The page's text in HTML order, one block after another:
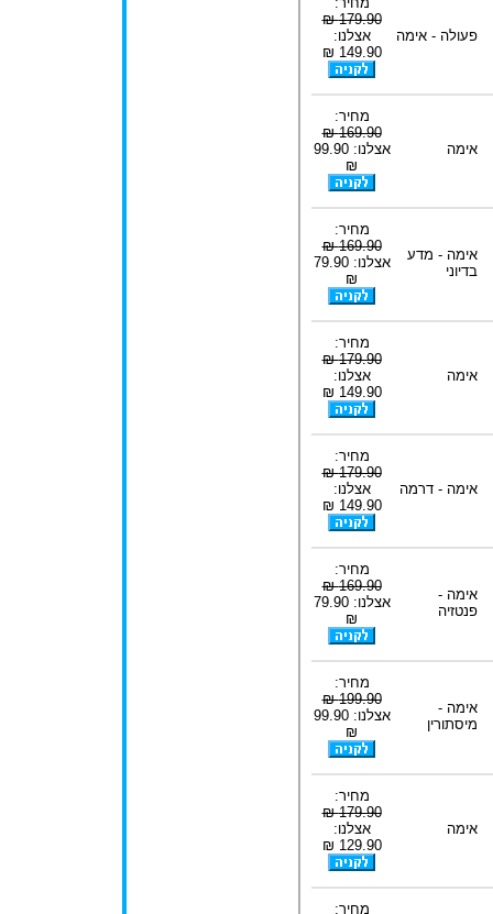
פעולה - אימה
179.90 ₪
אצלנו:
149.90 ₪
אימה
מחיר:
169.90 ₪
אצלנו: 99.90
₪
אימה - מדע
בדיוני
מחיר:
169.90 ₪
אצלנו: 79.90
₪
אימה
מחיר:
179.90 ₪
אצלנו:
149.90 ₪
אימה - דרמה
מחיר:
179.90 ₪
אצלנו:
149.90 ₪
אימה -
פנטזיה
מחיר:
169.90 ₪
אצלנו: 79.90
₪
אימה -
מיסתורין
מחיר:
199.90 ₪
אצלנו: 99.90
₪
אימה
מחיר:
179.90 ₪
אצלנו:
129.90 ₪
מחיר: